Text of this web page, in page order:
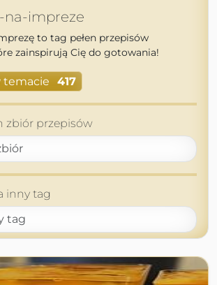
na-impreze
to tag pełen przepisów
zainspirują Cię do gotowania!
temacie 417
zbiór przepisów
inny tag